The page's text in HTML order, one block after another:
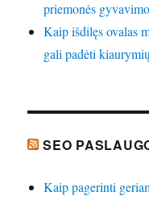
priemonės
Kaip išdilęs ovalas
gali padėti
SEO
Kaip pagerinti